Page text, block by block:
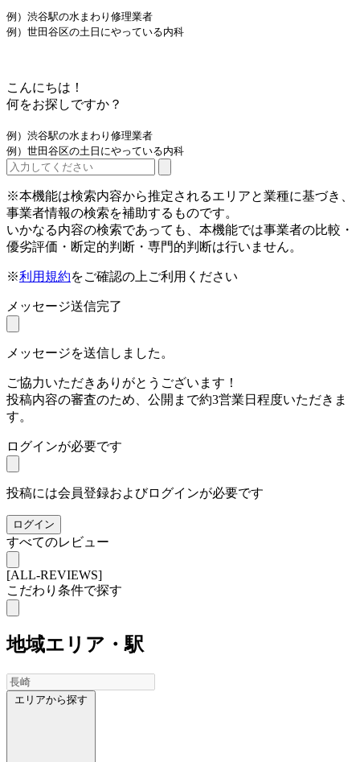
例）渋谷駅の水まわり修理業者
例）世田谷区の土日にやっている内科
こんにちは！
何をお探しですか？
例）渋谷駅の水まわり修理業者
例）世田谷区の土日にやっている内科
※本機能は検索内容から推定されるエリアと業種に基づき、
事業者情報の検索を補助するものです。
いかなる内容の検索であっても、本機能では事業者の比較・
優劣評価・断定的判断・専門的判断は行いません。
※利用規約をご確認の上ご利用ください
メッセージ送信完了
メッセージを送信しました。
ご協力いただきありがとうございます！
投稿内容の審査のため、公開まで約3営業日程度いただきま
す。
ログインが必要です
投稿には会員登録およびログインが必要です
ログイン
すべてのレビュー
[ALL-REVIEWS]
こだわり条件で探す
地域エリア・駅
エリアから探す